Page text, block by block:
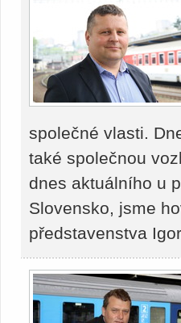
společné vlasti.
také společnou
dnes aktuálního u
Slovensko, jsme
představenstva